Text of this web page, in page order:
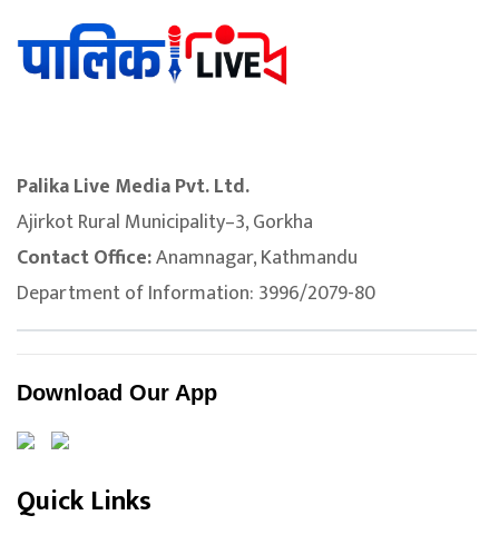
Palika Live Media Pvt. Ltd.
Ajirkot Rural Municipality–3, Gorkha
Contact Office:Anamnagar, Kathmandu
Department of Information: 3996/2079-80
Download Our App
Quick Links